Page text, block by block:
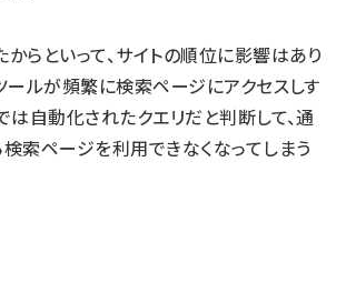
らといって、サイトの順位に影響はあり
ールが頻繁に検索ページにアクセスしす
は自動化されたクエリだと判断して、通
索ページを利用できなくなってしまう